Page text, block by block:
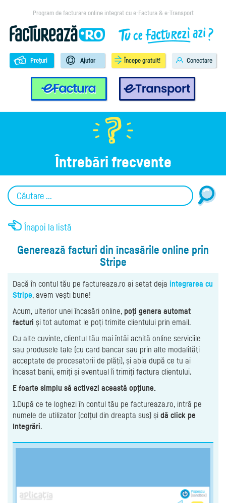
Program de facturare online integrat cu e-Factura & e-Transport
e-Factura e-Transport
Prețuri Ajutor Începe gratuit! Conectare
Întrebări frecvente
Înapoi la listă
Generează facturi din încasările online prin
Stripe
Dacă în contul tău pe factureaza.ro ai setat deja integrarea cu
Stripe, avem vești bune!
Acum, ulterior unei încasări online, poți genera automat
facturi și tot automat le poți trimite clientului prin email.
Cu alte cuvinte, clientul tău mai întâi achită online serviciile
sau produsele tale (cu card bancar sau prin alte modalităţi
acceptate de procesatorii de plăţi), și abia după ce tu ai
încasat banii, emiți și eventual îi trimiți factura clientului.
E foarte simplu să activezi această opțiune.
1.După ce te loghezi în contul tău pe factureaza.ro, intră pe
numele de utilizator (colțul din dreapta sus) și dă click pe
Integrări.